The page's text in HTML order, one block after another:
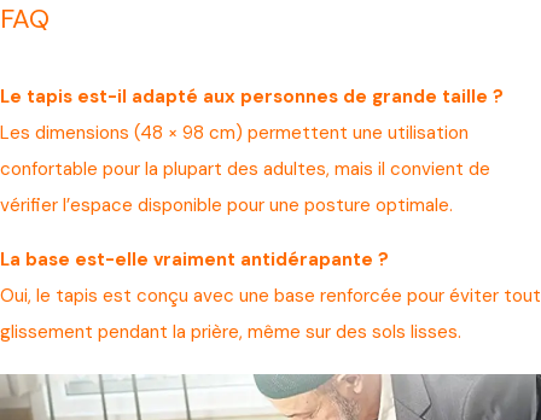
FAQ
Le tapis est-il adapté aux personnes de grande taille ?
Les dimensions (48 × 98 cm) permettent une utilisation
confortable pour la plupart des adultes, mais il convient de
vérifier l’espace disponible pour une posture optimale.
La base est-elle vraiment antidérapante ?
Oui, le tapis est conçu avec une base renforcée pour éviter tout
glissement pendant la prière, même sur des sols lisses.